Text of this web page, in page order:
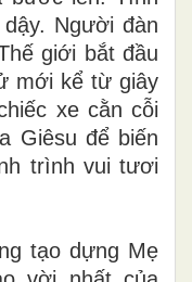
Người đàn
giới bắt đầu
mới kể từ giây
xe cằn cỗi
Giêsu để biến
trình vui tươi
tạo dựng Mẹ